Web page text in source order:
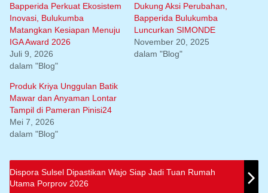
Bapperida Perkuat Ekosistem
Inovasi, Bulukumba
Matangkan Kesiapan Menuju
IGA Award 2026
Juli 9, 2026
dalam "Blog"
Dukung Aksi Perubahan,
Bapperida Bulukumba
Luncurkan SIMONDE
November 20, 2025
dalam "Blog"
Produk Kriya Unggulan Batik
Mawar dan Anyaman Lontar
Tampil di Pameran Pinisi24
Mei 7, 2026
dalam "Blog"
Dispora Sulsel Dipastikan Wajo Siap Jadi Tuan Rumah
Utama Porprov 2026